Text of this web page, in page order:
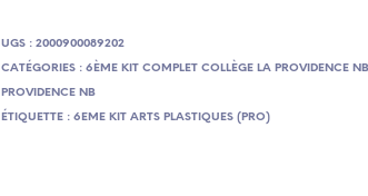
UGS :2000900089202
CATÉGORIES :6ÈME KIT COMPLET COLLÈGE LA PROVIDENCE NB
PROVIDENCE NB
ÉTIQUETTE :6EME KIT ARTS PLASTIQUES (PRO)